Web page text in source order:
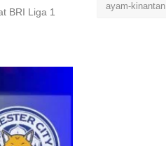
BRI Liga 1
ayam-kinantan